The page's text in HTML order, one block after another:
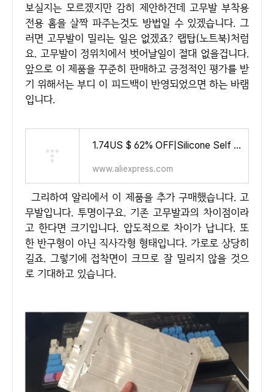
보실지는 모르겠지만 감히 제안하건데 고무발 부착용
전용 홈을 살짝 파주는것도 방법일 수 있겠습니다. 그
러면 고무발이 밀리는 일은 없겠죠? 랩탑(노트북)처럼
요. 고무발이 정위치에서 벗어날일이 절대 없을겁니다.
앞으로 이 제품을 꾸준히 판매하고 긍정적인 평가를 받
기 위해서는 부디 이 피드백이 반영되었으면 하는 바램
입니다.
1.74US $ 62% OFF|Silicone Self Adhesive Buffer Pads Refrigerator Anti-collision Strip Door Stopper Cabinet Bumpers Transparent W
www.aliexpress.com
그리하여 알리에서 이 제품을 추가 구매했습니다. 고
무발입니다. 투명이구요. 기존 고무발과의 차이점이라
고 한다면 크기입니다. 압도적으로 차이가 납니다. 또
한 반구형이 아닌 직사각형 형태입니다. 가로로 상당히
길죠. 그렇기에 접착면이 크므로 잘 밀리지 않을 것으
로 기대하고 있습니다.